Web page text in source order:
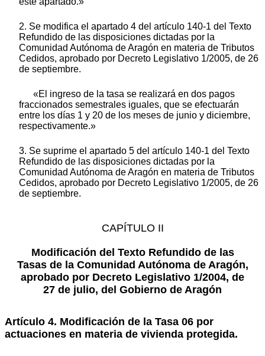
2. Se modifica el apartado 4 del artículo 140-1 del Texto
Refundido de las disposiciones dictadas por la
Comunidad Autónoma de Aragón en materia de Tributos
Cedidos, aprobado por Decreto Legislativo 1/2005, de 26
de septiembre.
«El ingreso de la tasa se realizará en dos pagos
fraccionados semestrales iguales, que se efectuarán
entre los días 1 y 20 de los meses de junio y diciembre,
respectivamente.»
3. Se suprime el apartado 5 del artículo 140-1 del Texto
Refundido de las disposiciones dictadas por la
Comunidad Autónoma de Aragón en materia de Tributos
Cedidos, aprobado por Decreto Legislativo 1/2005, de 26
de septiembre.
CAPÍTULO II
Modificación del Texto Refundido de las
Tasas de la Comunidad Autónoma de Aragón,
aprobado por Decreto Legislativo 1/2004, de
27 de julio, del Gobierno de Aragón
Artículo 4. Modificación de la Tasa 06 por
actuaciones en materia de vivienda protegida.